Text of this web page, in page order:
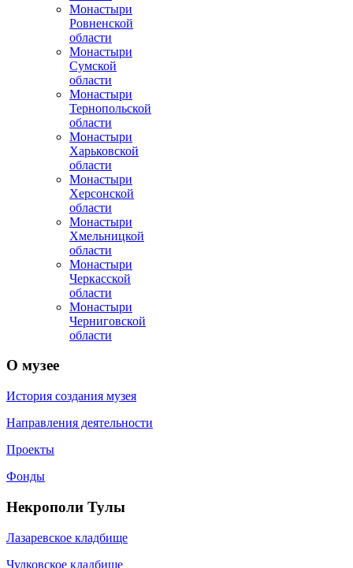
Монастыри
Ровненской
области
Монастыри
Сумской
области
Монастыри
Тернопольской
области
Монастыри
Харьковской
области
Монастыри
Херсонской
области
Монастыри
Хмельницкой
области
Монастыри
Черкасской
области
Монастыри
Черниговской
области
О музее
История создания музея
Направления деятельности
Проекты
Фонды
Некрополи Тулы
Лазаревское кладбище
Чулковское кладбище